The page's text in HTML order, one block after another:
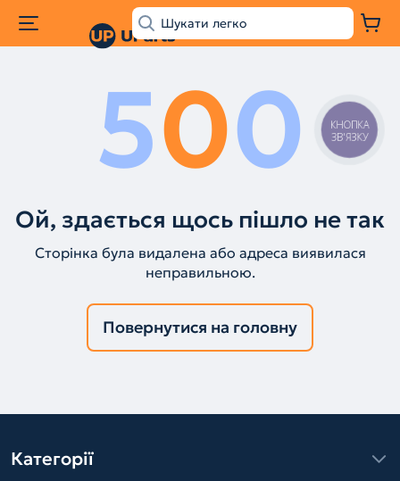
500
Ой, здається щось пішло не так
Сторінка була видалена або адреса виявилася
неправильною.
Повернутися на головну
Категорії
КНОПКА
ЗВ'ЯЗКУ